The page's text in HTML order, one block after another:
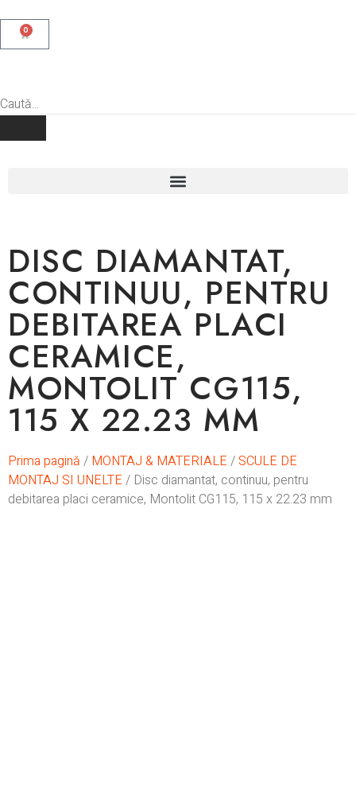
0
DISC DIAMANTAT,
CONTINUU, PENTRU
DEBITAREA PLACI
CERAMICE,
MONTOLIT CG115,
115 X 22.23 MM
Prima pagină / MONTAJ & MATERIALE / SCULE DE
MONTAJ SI UNELTE / Disc diamantat, continuu, pentru
debitarea placi ceramice, Montolit CG115, 115 x 22.23 mm